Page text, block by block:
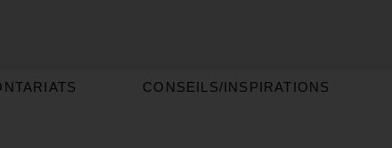
CONSEILS/INSPIRATIONS